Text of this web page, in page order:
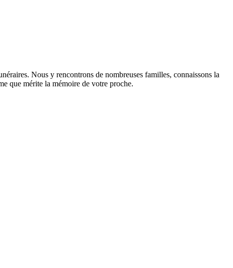
Nous y rencontrons de nombreuses familles, connaissons la
que mérite la mémoire de votre proche.